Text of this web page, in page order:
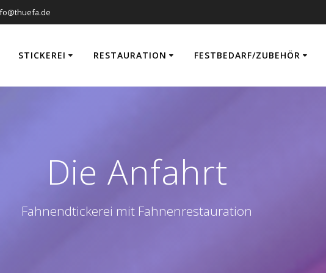
STICKEREI RESTAURATION FESTBEDARF/ZUBEHÖR
Die Anfahrt
Fahnendtickerei mit Fahnenrestauration